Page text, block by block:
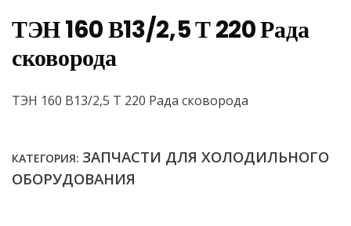
ТЭН 160 В13/2,5 Т 220 Рада
сковорода
ТЭН 160 В13/2,5 Т 220 Рада сковорода
КАТЕГОРИЯ: ЗАПЧАСТИ ДЛЯ ХОЛОДИЛЬНОГО
ОБОРУДОВАНИЯ